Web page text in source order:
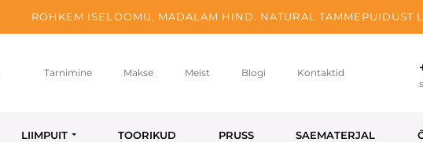
ROHKEM ISELOOMU, MADALAM HIND. NATURAL TAMMEPUIDUST
Tarnimine Makse Meist Blogi Kontaktid
LIIMPUIT TOORIKUD PRUSS SAEMATERJAL